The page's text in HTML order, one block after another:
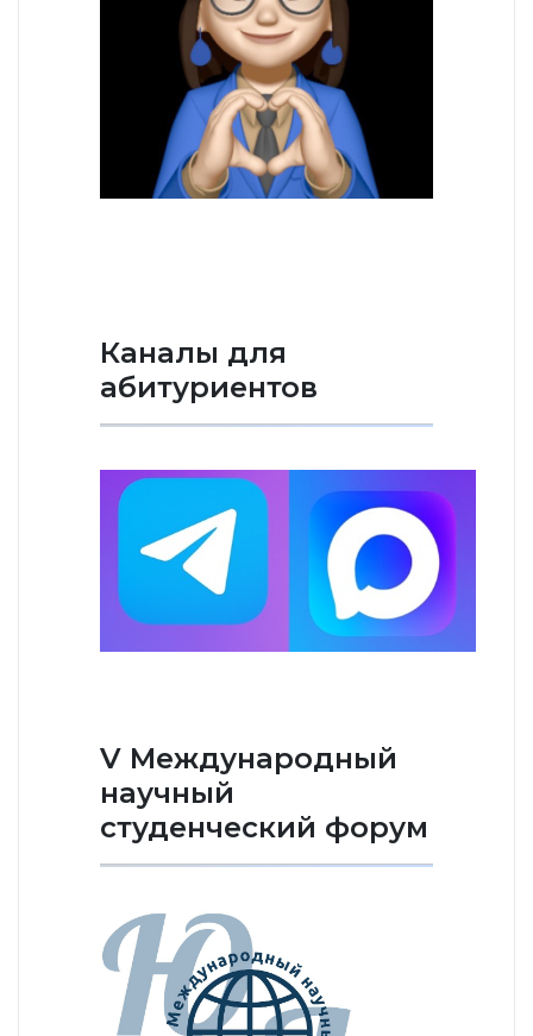
Каналы для
абитуриентов
V Международный
научный
студенческий форум